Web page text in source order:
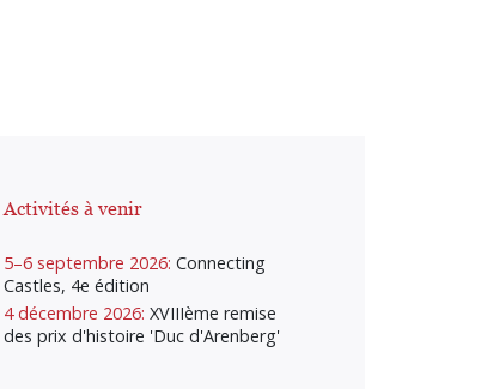
Activités à venir
5–6 septembre 2026: Connecting
Castles, 4e édition
4 décembre 2026: XVIIIème remise
des prix d'histoire 'Duc d'Arenberg'